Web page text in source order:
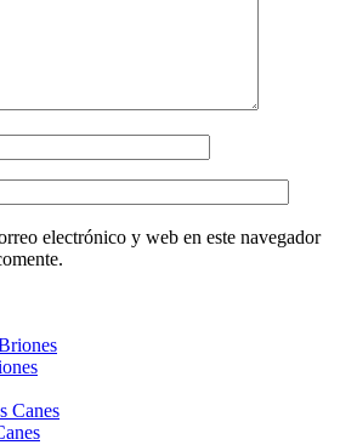
electrónico y web en este navegador